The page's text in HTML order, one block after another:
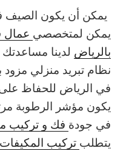
يمكن أن يكون الصيف
يمكن لمتخصصي عمال
بالرياض لدينا
نظام تبريد منزلي
في الرياض للحفاظ
يكون مؤشر الرطوبة
في جودة فك و تركيب
يتطلب تركيب